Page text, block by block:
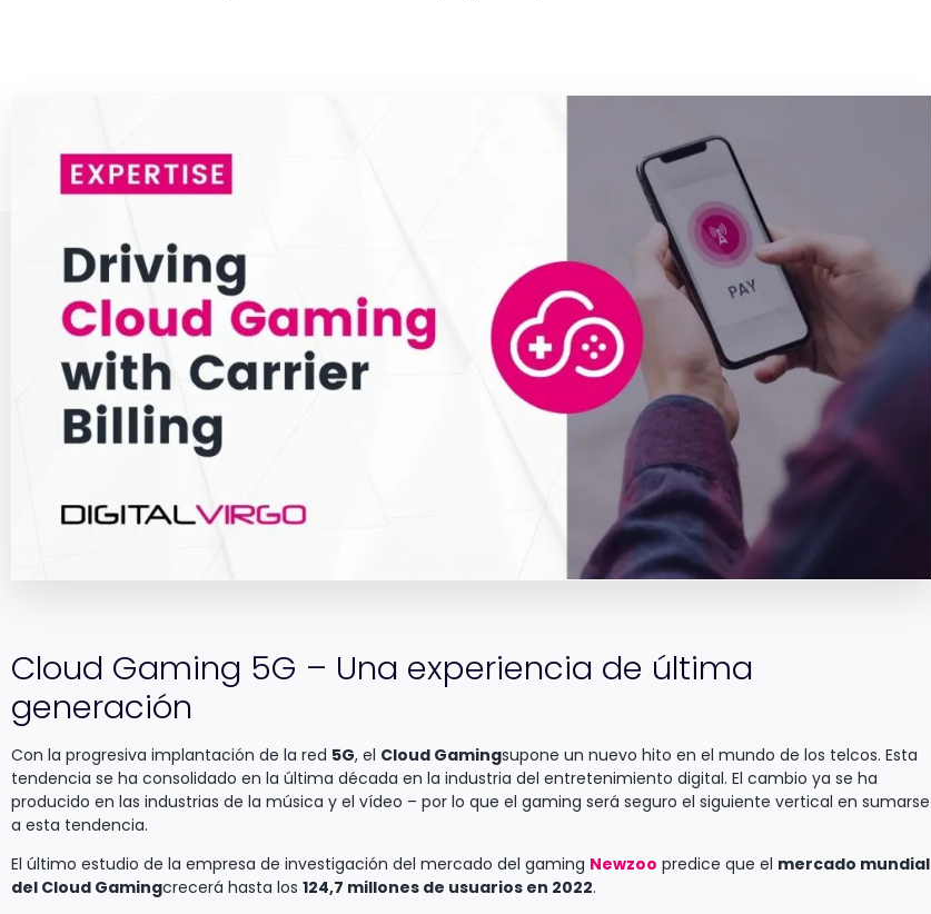
Cloud Gaming 5G – Una experiencia de última
generación
Con la progresiva implantación de la red 5G, el Cloud Gamingsupone un nuevo hito en el mundo de los telcos. Esta
tendencia se ha consolidado en la última década en la industria del entretenimiento digital. El cambio ya se ha
producido en las industrias de la música y el vídeo – por lo que el gaming será seguro el siguiente vertical en sumarse
a esta tendencia.
El último estudio de la empresa de investigación del mercado del gaming Newzoo predice que el mercado mundial
del Cloud Gamingcrecerá hasta los 124,7 millones de usuarios en 2022.